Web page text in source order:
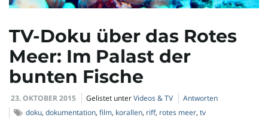
TV-Doku über das Rotes
Meer: Im Palast der
bunten Fische
23. OKTOBER 2015 Gelistet unterVideos & TV
Antworten
doku, dokumentation, film, korallen, riff, rotes meer, tv